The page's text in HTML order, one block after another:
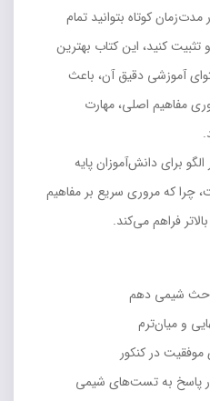
کوتاه بتوانید تمام
کنید، این کتاب بهترین
آموزشی دقیق آن، باعث
مفاهیم اصلی، مهارت
برای دانش‌آموزان پایه
چرا که مروری سریع بر مفاهیم
فراهم می‌کند.
شیمی دهم
و میان‌ترم
موفقیت در کنکور
پاسخ به تست‌های شیمی